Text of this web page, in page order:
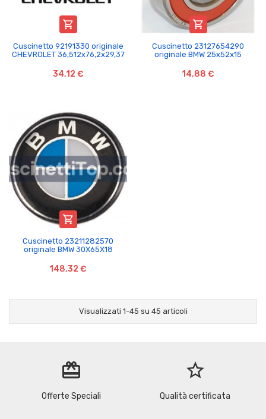

Cuscinetto 92191330 originale
CHEVROLET 36,512x76,2x29,37
34,12 €

Cuscinetto 23127654290
originale BMW 25x52x15
14,88 €

Cuscinetto 23211282570
originale BMW 30X65X18
148,32 €
Visualizzati 1-45 su 45 articoli
redeem
Offerte Speciali
star_border
Qualità certificata